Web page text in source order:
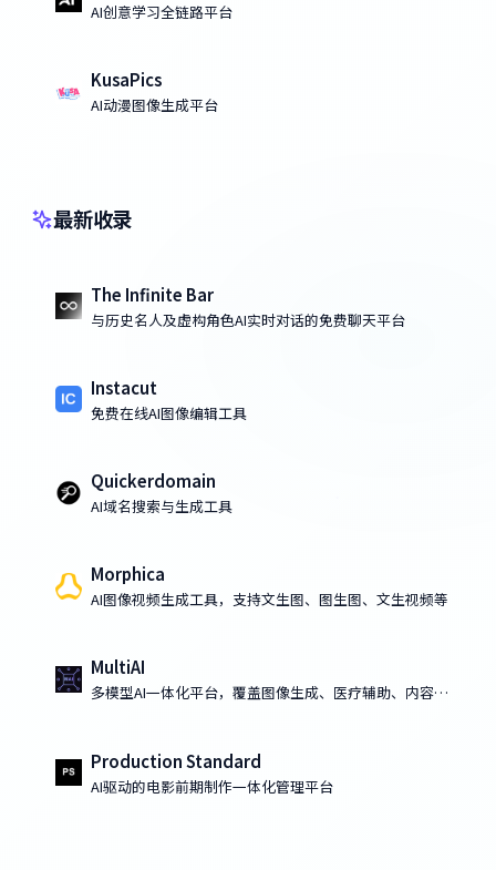
AI创意学习全链路平台
KusaPics
AI动漫图像生成平台
最新收录
The Infinite Bar
与历史名人及虚构角色AI实时对话的免费聊天平台
Instacut
免费在线AI图像编辑工具
Quickerdomain
AI域名搜索与生成工具
Morphica
AI图像视频生成工具，支持文生图、图生图、文生视频等
MultiAI
多模型AI一体化平台，覆盖图像生成、医疗辅助、内容创
Production Standard
AI驱动的电影前期制作一体化管理平台